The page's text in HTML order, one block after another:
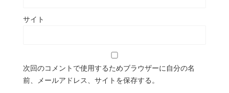
サイト
次回のコメントで使用するためブラウザーに自分の名
前、メールアドレス、サイトを保存する。